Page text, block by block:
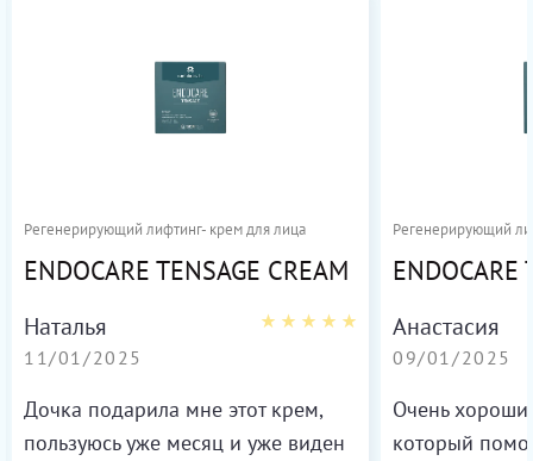
Регенерирующий лифтинг- крем для лица
ENDOCARE TENSAGE CREAM
Наталья
11/01/2025
Дочка подарила мне этот крем,
пользуюсь уже месяц и уже виден
Регенерирующий
ENDOCARE
Анастасия
09/01/2025
Очень
который